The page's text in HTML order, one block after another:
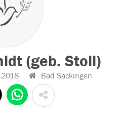
(geb. Stoll)
Bad Säckingen